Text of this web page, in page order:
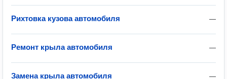
—
Рихтовка кузова автомобиля
—
Ремонт крыла автомобиля
—
Замена крыла автомобиля